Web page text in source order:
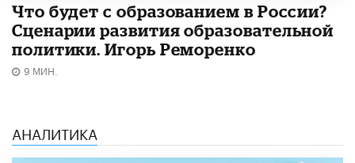
Что будет с образованием в России?
Сценарии развития образовательной
политики. Игорь Реморенко
9 МИН.
АНАЛИТИКА